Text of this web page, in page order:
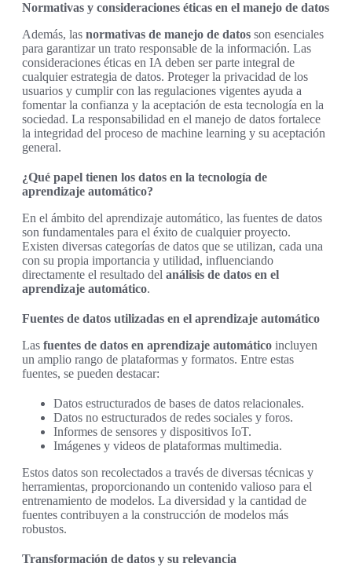
Normativas y consideraciones éticas en el manejo de datos
Además, las normativas de manejo de datos son esenciales
para garantizar un trato responsable de la información. Las
consideraciones éticas en IA deben ser parte integral de
cualquier estrategia de datos. Proteger la privacidad de los
usuarios y cumplir con las regulaciones vigentes ayuda a
fomentar la confianza y la aceptación de esta tecnología en la
sociedad. La responsabilidad en el manejo de datos fortalece
la integridad del proceso de machine learning y su aceptación
general.
¿Qué papel tienen los datos en la tecnología de
aprendizaje automático?
En el ámbito del aprendizaje automático, las fuentes de datos
son fundamentales para el éxito de cualquier proyecto.
Existen diversas categorías de datos que se utilizan, cada una
con su propia importancia y utilidad, influenciando
directamente el resultado del análisis de datos en el
aprendizaje automático.
Fuentes de datos utilizadas en el aprendizaje automático
Las fuentes de datos en aprendizaje automático incluyen
un amplio rango de plataformas y formatos. Entre estas
fuentes, se pueden destacar:
Datos estructurados de bases de datos relacionales.
Datos no estructurados de redes sociales y foros.
Informes de sensores y dispositivos IoT.
Imágenes y videos de plataformas multimedia.
Estos datos son recolectados a través de diversas técnicas y
herramientas, proporcionando un contenido valioso para el
entrenamiento de modelos. La diversidad y la cantidad de
fuentes contribuyen a la construcción de modelos más
robustos.
Transformación de datos y su relevancia